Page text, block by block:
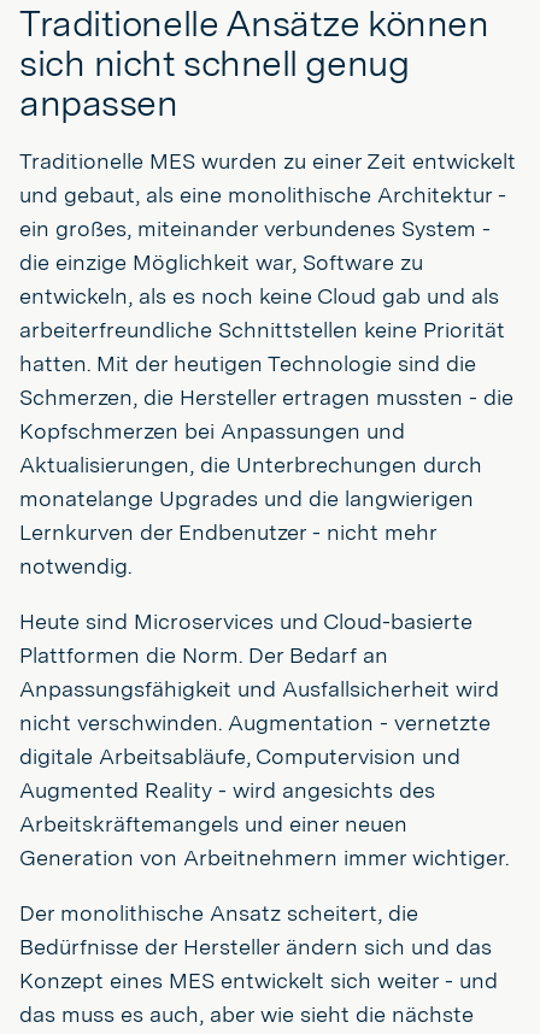
Traditionelle Ansätze können
sich nicht schnell genug
anpassen
Traditionelle MES wurden zu einer Zeit entwickelt
und gebaut, als eine monolithische Architektur -
ein großes, miteinander verbundenes System -
die einzige Möglichkeit war, Software zu
entwickeln, als es noch keine Cloud gab und als
arbeiterfreundliche Schnittstellen keine Priorität
hatten. Mit der heutigen Technologie sind die
Schmerzen, die Hersteller ertragen mussten - die
Kopfschmerzen bei Anpassungen und
Aktualisierungen, die Unterbrechungen durch
monatelange Upgrades und die langwierigen
Lernkurven der Endbenutzer - nicht mehr
notwendig.
Heute sind Microservices und Cloud-basierte
Plattformen die Norm. Der Bedarf an
Anpassungsfähigkeit und Ausfallsicherheit wird
nicht verschwinden. Augmentation - vernetzte
digitale Arbeitsabläufe, Computervision und
Augmented Reality - wird angesichts des
Arbeitskräftemangels und einer neuen
Generation von Arbeitnehmern immer wichtiger.
Der monolithische Ansatz scheitert, die
Bedürfnisse der Hersteller ändern sich und das
Konzept eines MES entwickelt sich weiter - und
das muss es auch, aber wie sieht die nächste